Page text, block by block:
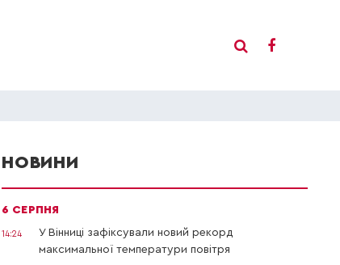
НОВИНИ
6 СЕРПНЯ
14:24
У Вінниці зафіксували новий рекорд
максимальної температури повітря